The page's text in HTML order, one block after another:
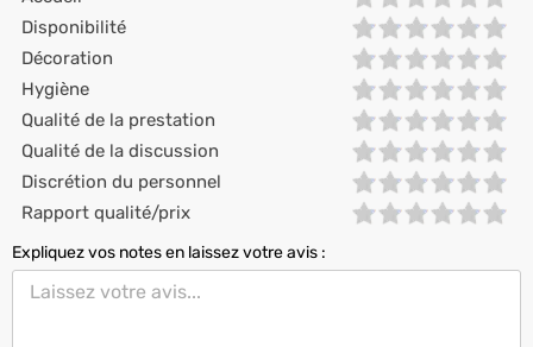
Disponibilité
Décoration
Hygiène
Qualité de la prestation
Qualité de la discussion
Discrétion du personnel
Rapport qualité/prix
Expliquez vos notes en laissez votre avis :